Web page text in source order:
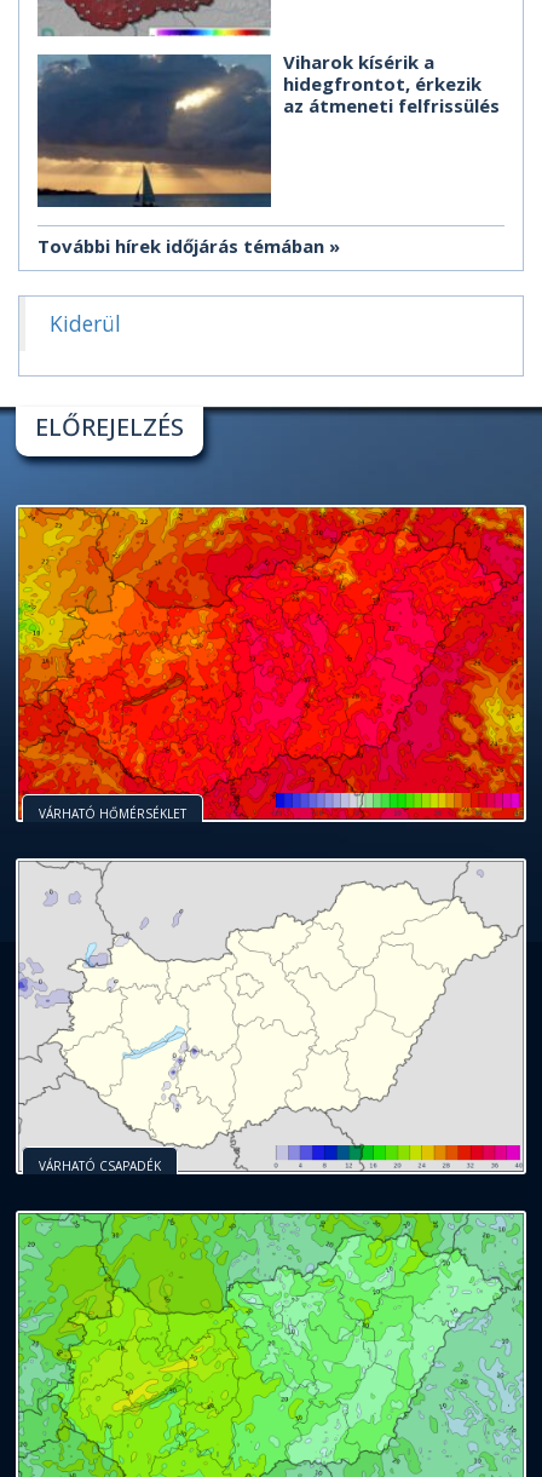
Viharok kísérik a
hidegfrontot, érkezik
az átmeneti felfrissülés
További hírek időjárás témában
Kiderül
ELŐREJELZÉS
VÁRHATÓ HŐMÉRSÉKLET
VÁRHATÓ CSAPADÉK